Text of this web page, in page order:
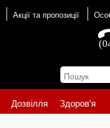
Акції та пропозиції
Дозвілля Здоров'я